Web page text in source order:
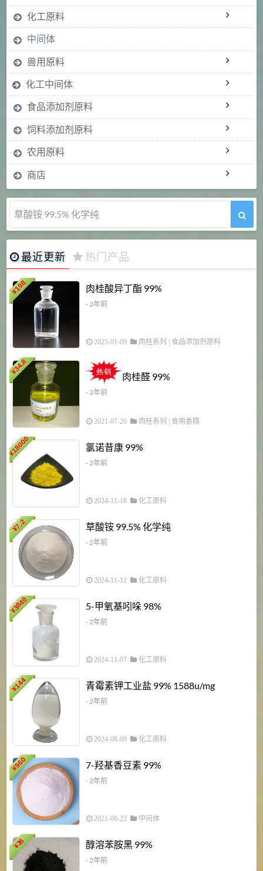
化工原料
中间体
兽用原料
化工中间体
食品添加剂原料
饲料添加剂原料
农用原料
商店
草酸铵 99.5% 化学纯
最近更新 热门产品
¥
198 肉桂酸异丁酯 99%
- 2年前
2025-01-09 肉桂系列 食品添加剂原料
¥
34.8
肉桂醛 99%
- 2年前
2021-07-20 肉桂系列 食用香精
¥
18000 氯诺昔康 99%
- 2年前
2024-11-18 化工原料
¥
7.2 草酸铵 99.5% 化学纯
- 2年前
2024-11-12 化工原料
¥
3840 5-甲氧基吲哚 98%
- 2年前
2024-11-07 化工原料
¥
144 青霉素钾工业盐 99% 1588u/mg
- 2年前
2024-08-09 化工原料
¥
960 7-羟基香豆素 99%
- 2年前
2021-06-22 中间体
¥
36 醇溶苯胺黑 99%
- 2年前